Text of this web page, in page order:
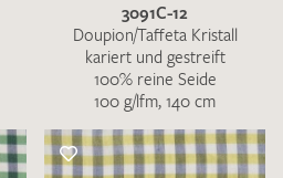
3091C-12
Doupion/Taffeta Kristall
kariert und gestreift
100% reine Seide
100 g/lfm, 140 cm